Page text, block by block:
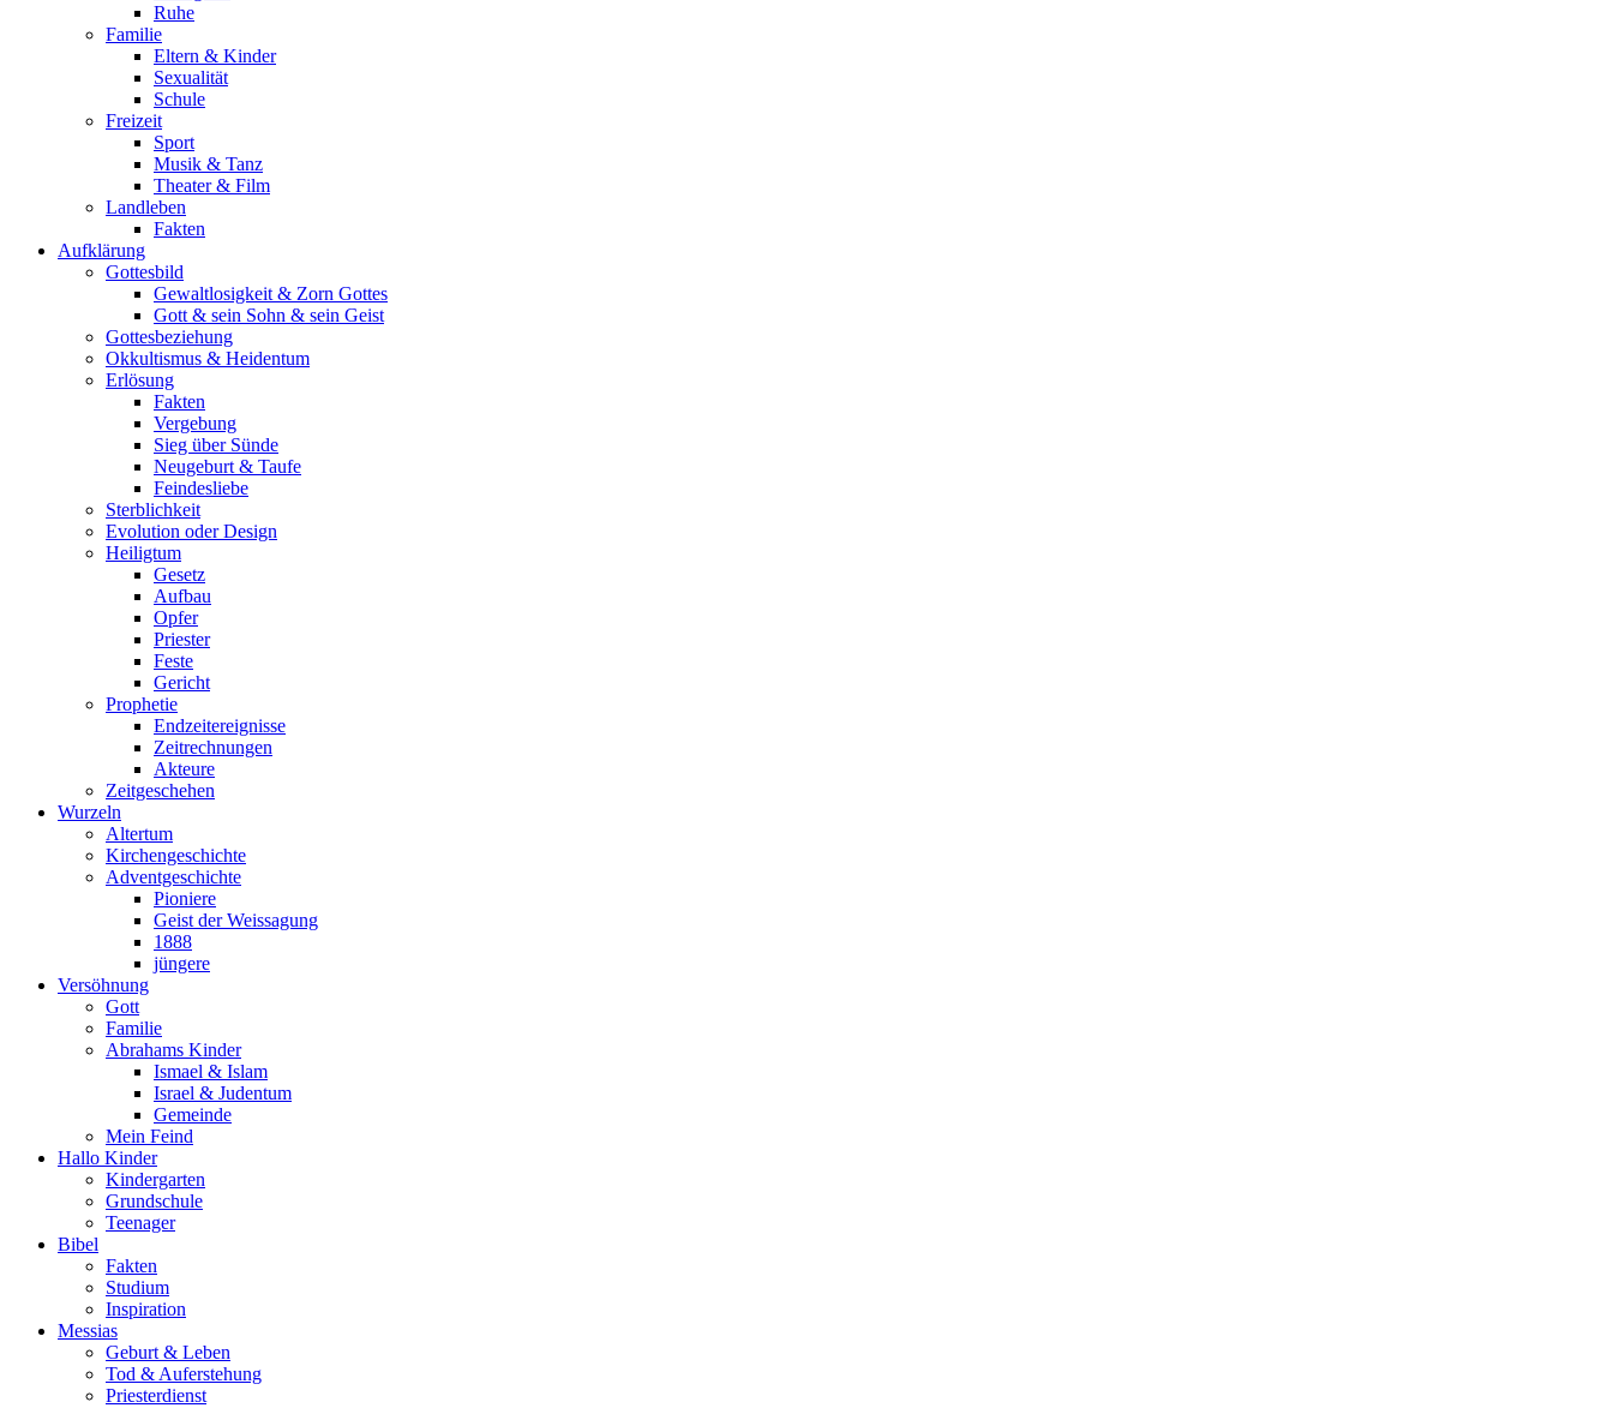
Ruhe
Familie
Eltern & Kinder
Sexualität
Schule
Freizeit
Sport
Musik & Tanz
Theater & Film
Landleben
Fakten
Aufklärung
Gottesbild
Gewaltlosigkeit & Zorn Gottes
Gott & sein Sohn & sein Geist
Gottesbeziehung
Okkultismus & Heidentum
Erlösung
Fakten
Vergebung
Sieg über Sünde
Neugeburt & Taufe
Feindesliebe
Sterblichkeit
Evolution oder Design
Heiligtum
Gesetz
Aufbau
Opfer
Priester
Feste
Gericht
Prophetie
Endzeitereignisse
Zeitrechnungen
Akteure
Zeitgeschehen
Wurzeln
Altertum
Kirchengeschichte
Adventgeschichte
Pioniere
Geist der Weissagung
1888
jüngere
Versöhnung
Gott
Familie
Abrahams Kinder
Ismael & Islam
Israel & Judentum
Gemeinde
Mein Feind
Hallo Kinder
Kindergarten
Grundschule
Teenager
Bibel
Fakten
Studium
Inspiration
Messias
Geburt & Leben
Tod & Auferstehung
Priesterdienst